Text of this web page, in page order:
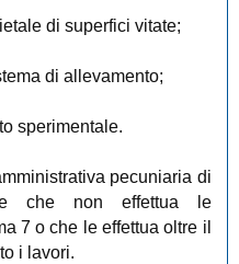
di superfici vitate;
di allevamento;
sperimentale.
pecuniaria di
che non effettua le
7 o che le effettua oltre il
i lavori.